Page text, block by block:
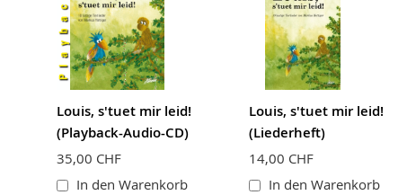
Louis, s'tuet mir leid!
(Playback-Audio-CD)
35,00 CHF
In den Warenkorb
Louis, s'tuet mir leid!
(Liederheft)
14,00 CHF
In den Warenkorb